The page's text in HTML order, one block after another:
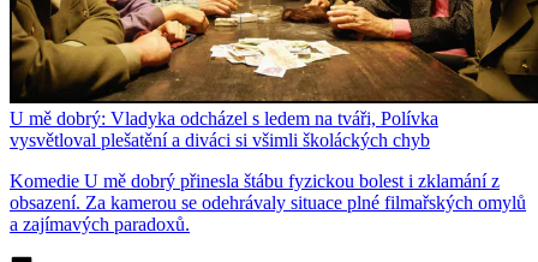
U mě dobrý: Vladyka odcházel s ledem na tváři, Polívka
vysvětloval plešatění a diváci si všimli školáckých chyb
Komedie U mě dobrý přinesla štábu fyzickou bolest i zklamání z
obsazení. Za kamerou se odehrávaly situace plné filmařských omylů
a zajímavých paradoxů.